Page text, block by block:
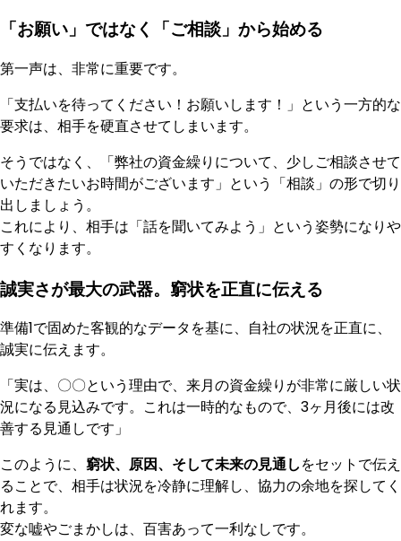
「お願い」ではなく「ご相談」から始める
第一声は、非常に重要です。
「支払いを待ってください！お願いします！」という一方的な
要求は、相手を硬直させてしまいます。
そうではなく、「弊社の資金繰りについて、少しご相談させて
いただきたいお時間がございます」という「相談」の形で切り
出しましょう。
これにより、相手は「話を聞いてみよう」という姿勢になりや
すくなります。
誠実さが最大の武器。窮状を正直に伝える
準備1で固めた客観的なデータを基に、自社の状況を正直に、
誠実に伝えます。
「実は、〇〇という理由で、来月の資金繰りが非常に厳しい状
況になる見込みです。これは一時的なもので、3ヶ月後には改
善する見通しです」
このように、 窮状、原因、そして未来の見通しをセットで伝え
ることで、相手は状況を冷静に理解し、協力の余地を探してく
れます。
変な嘘やごまかしは、百害あって一利なしです。